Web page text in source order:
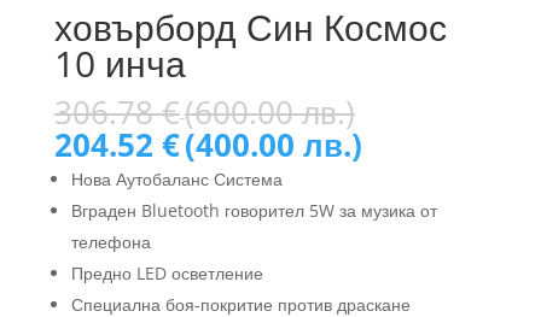
ховърборд Син Космос
10 инча
306.78€(600.00 лв.)
(600.00
204.52 €(400.00 лв.)Текущата
е:
204.52 €
Нова Аутобаланс Система
Вграден Bluetooth говорител 5W за музика от
телефона
Предно LED осветление
Специална боя-покритие против драскане